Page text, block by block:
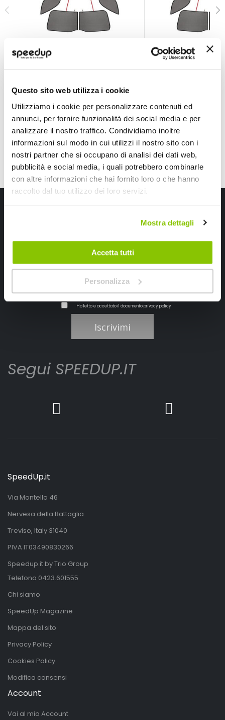
Questo sito web utilizza i cookie
Utilizziamo i cookie per personalizzare contenuti ed
annunci, per fornire funzionalità dei social media e per
analizzare il nostro traffico. Condividiamo inoltre
informazioni sul modo in cui utilizzi il nostro sito con i
nostri partner che si occupano di analisi dei dati web,
pubblicità e social media, i quali potrebbero combinarle
con altre informazioni che hai fornito loro o che hanno
raccolto dal tuo utilizzo dei loro servizi.
Mostra dettagli
Accetta tutti
Personalizza
Tendine Personalizzate Privacy Privacy Peugeot
Fumè
135,60 €
Spedizione gratuita!
Tendine
LAMPA
Fumè
Spedizione gratuita!
Iscriviti alla newsletter Speedup
Ricevi subito uno sconto del 10% per il tuo primo acquisto online!
Ho letto e accettato il documentoprivacy policy
Iscrivimi
Segui SPEEDUP.IT
SpeedUp.it
Via Montello 46
Nervesa della Battaglia
Treviso, Italy 31040
PIVA IT03490830266
Speedup.it by Trio Group
Telefono 0423.601555
Chi siamo
SpeedUp Magazine
Mappa del sito
Privacy Policy
Cookies Policy
Modifica consensi
Account
Vai al mio Account